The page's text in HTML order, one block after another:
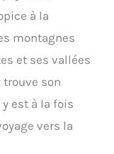
à la
montagnes
et ses vallées
son
est à la fois
vers la